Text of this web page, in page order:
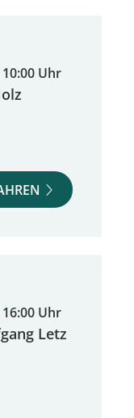
10:00 Uhr
16:00 Uhr
Letz